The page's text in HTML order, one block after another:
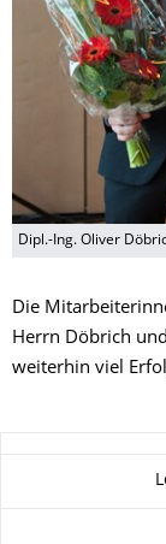
Dipl.-Ing. Oliver
Die
Herrn Döbrich
weiterhin viel
Zu dieser